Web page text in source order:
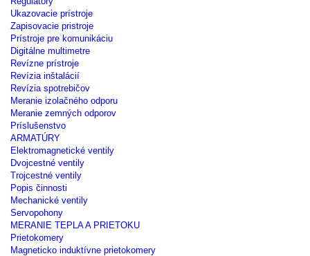
Ukazovacie prístroje
Zapisovacie pristroje
Prístroje pre komunikáciu
Digitálne multimetre
Revízne prístroje
Revízia inštalácií
Revízia spotrebičov
Meranie izolačného odporu
Meranie zemných odporov
Príslušenstvo
ARMATÚRY
Elektromagnetické ventily
Dvojcestné ventily
Trojcestné ventily
Popis činnosti
Mechanické ventily
Servopohony
MERANIE TEPLA A PRIETOKU
Prietokomery
Magneticko induktívne prietokomery